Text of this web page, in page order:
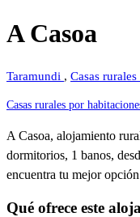
A Casoa
Taramundi , Casas
Casas rurales por
A Casoa, alojamiento
dormitorios, 1 banos,
encuentra tu mejor
Qué ofrece este